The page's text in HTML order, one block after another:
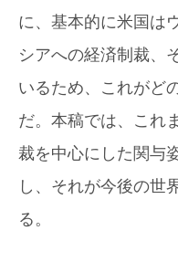
に、基本的に米国は
シアへの経済制裁、
いるため、これがど
だ。本稿では、これ
裁を中心にした関与
し、それが今後の世
る。